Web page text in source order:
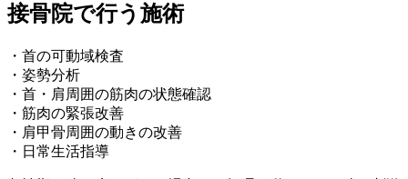
接骨院で行う施術
・首の可動域検査
・姿勢分析
・首・肩周囲の筋肉の状態確認
・筋肉の緊張改善
・肩甲骨周囲の動きの改善
・日常生活指導